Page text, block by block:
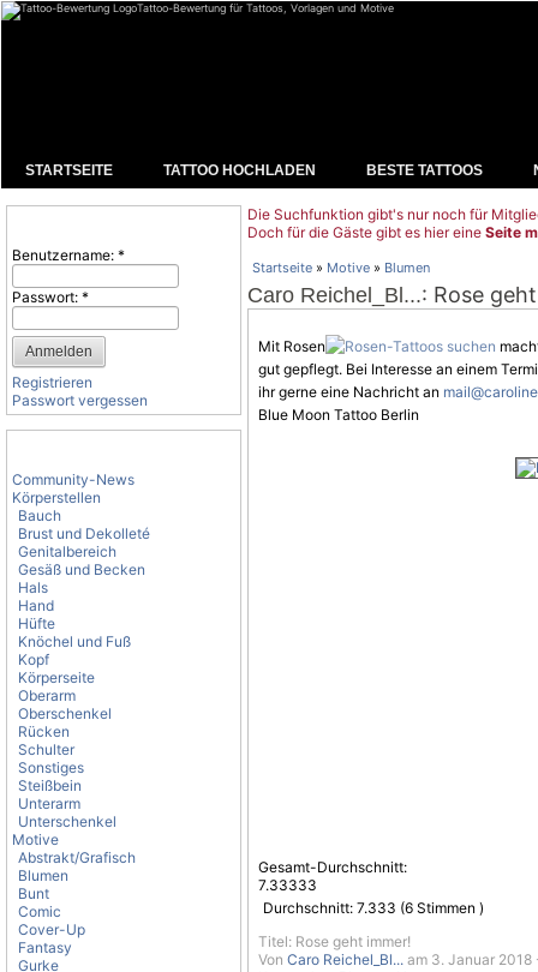
Tattoo-Bewertung für Tattoos, Vorlagen und Motive
STARTSEITE TATTOO HOCHLADEN BESTE TATTOOS
Benutzername: *
Passwort: *
Registrieren
Passwort vergessen
Community-News
Körperstellen
Bauch
Brust und Dekolleté
Genitalbereich
Gesäß und Becken
Hals
Hand
Hüfte
Knöchel und Fuß
Kopf
Körperseite
Oberarm
Oberschenkel
Rücken
Schulter
Sonstiges
Steißbein
Unterarm
Unterschenkel
Motive
Abstrakt/Grafisch
Blumen
Bunt
Comic
Cover-Up
Fantasy
Gurke
Die Suchfunktion gibt's nur noch für
Doch für die Gäste gibt es hier eine Seite
Startseite » Motive » Blumen
Caro Reichel_Bl...: Rose
Mit Rosen
gut gepflegt. Bei Interesse an einem
ihr gerne eine Nachricht an
Blue Moon Tattoo Berlin
Gesamt-Durchschnitt:
7.33333
Durchschnitt: 7.333 (6 Stimmen )
Titel: Rose geht immer!
Von Caro Reichel_Bl... am 3. Januar 2018